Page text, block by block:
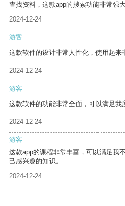
查找资料，这款app的搜索功能非常强
2024-12-24
游客
这款软件的设计非常人性化，使用起来
2024-12-24
游客
这款软件的功能非常全面，可以满足我
2024-12-24
游客
这款app的课程非常丰富，可以满足我
己感兴趣的知识。
2024-12-24